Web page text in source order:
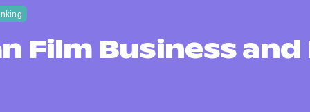
Film Business and